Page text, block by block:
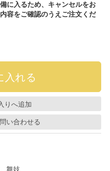
に入るため、キャンセルをお
容をご確認のうえご注文くだ
り
い合わせる
舞妓